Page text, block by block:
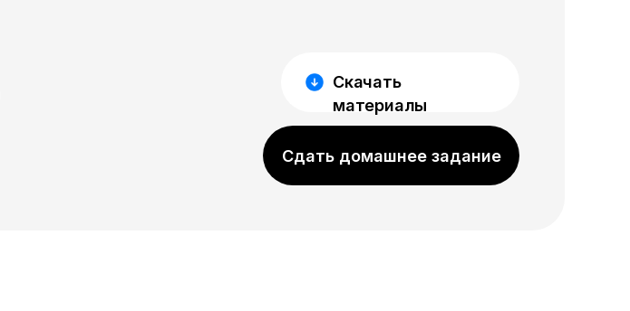
Сдать домашнее задание
Скачать
материалы